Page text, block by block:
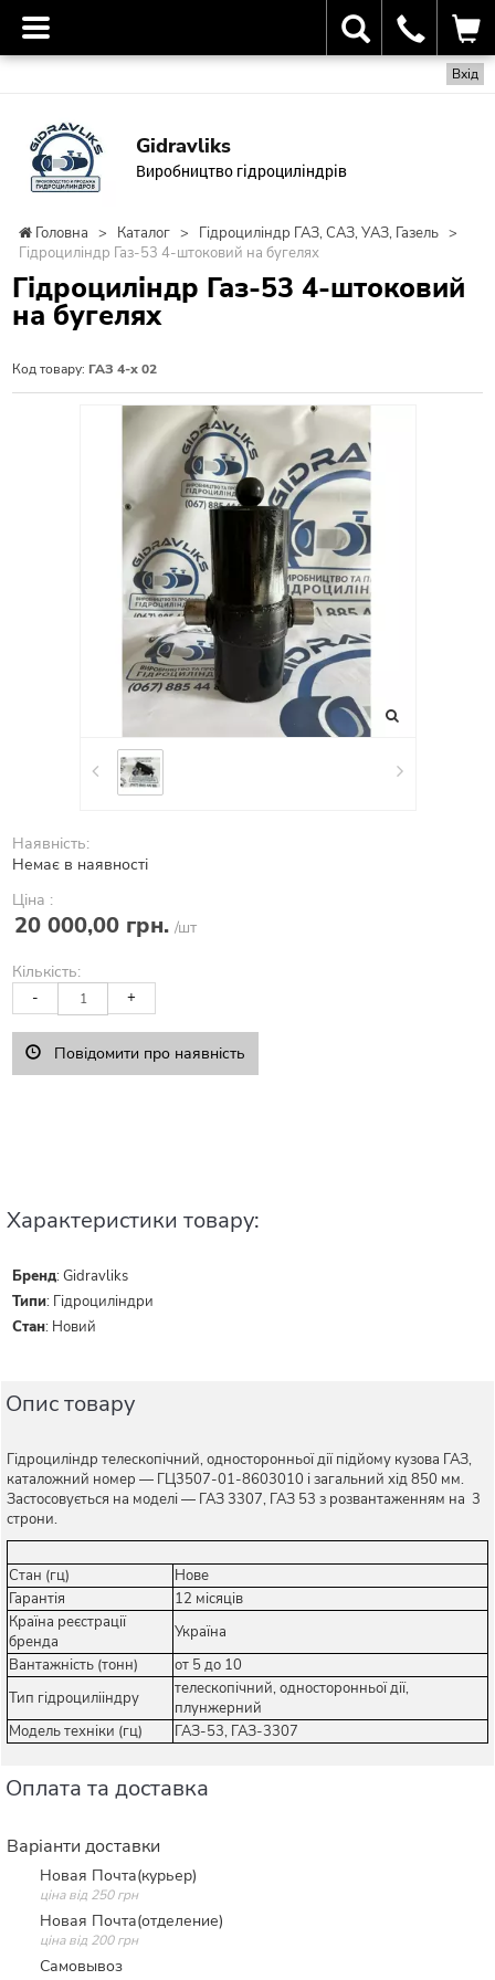
Вхід
Gidravliks
Виробництво гідроциліндрів
Головна > Каталог > Гідроциліндр ГАЗ, САЗ, УАЗ, Газель >
Гідроциліндр Газ-53 4-штоковий на бугелях
Гідроциліндр Газ-53 4-штоковий
на бугелях
Код товару: ГАЗ 4-х 02
Наявність:
Немає в наявності
Ціна :
20 000,00 грн. /шт
Кількість:
- +
Повідомити про наявність
Характеристики товару:
Бренд:Gidravliks
Типи: Гідроциліндри
Стан: Новий
Опис товару
Гідроциліндр телескопічний, односторонньої дії підйому кузова ГАЗ,
каталожний номер — ГЦ3507-01-8603010 і загальний хід 850 мм.
Застосовується на моделі — ГАЗ 3307, ГАЗ 53 з розвантаженням на 3
строни.
Стан (гц)
Нове
Гарантія
12 місяців
Країна реєстрації
бренда
Україна
Вантажність (тонн)
от 5 до 10
Тип гідроцилііндру
телескопічний, односторонньої дії,
плунжерний
Модель техніки (гц)
ГАЗ-53, ГАЗ-3307
Оплата та доставка
Варіанти доставки
Новая Почта(курьер)
ціна від 250 грн
Новая Почта(отделение)
ціна від 200 грн
Самовывоз